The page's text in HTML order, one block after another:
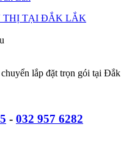
THỊ TẠI ĐẮK LẮK
lắp đặt trọn gói tại Đắk
- 032 957 6282